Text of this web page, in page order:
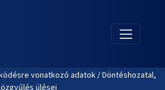
vonatkozó adatok / Döntéshozatal,